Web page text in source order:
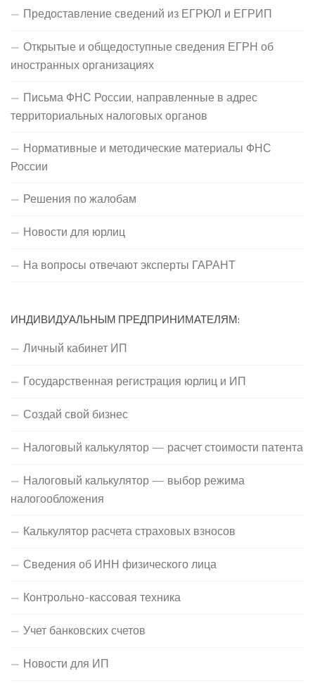
Предоставление сведений из ЕГРЮЛ и ЕГРИП
Открытые и общедоступные сведения ЕГРН об
иностранных организациях
Письма ФНС России, направленные в адрес
территориальных налоговых органов
Нормативные и методические материалы ФНС
России
Решения по жалобам
Новости для юрлиц
На вопросы отвечают эксперты ГАРАНТ
ИНДИВИДУАЛЬНЫМ ПРЕДПРИНИМАТЕЛЯМ:
Личный кабинет ИП
Государственная регистрация юрлиц и ИП
Создай свой бизнес
Налоговый калькулятор — расчет стоимости патента
Налоговый калькулятор — выбор режима
налогообложения
Калькулятор расчета страховых взносов
Сведения об ИНН физического лица
Контрольно-кассовая техника
Учет банковских счетов
Новости для ИП